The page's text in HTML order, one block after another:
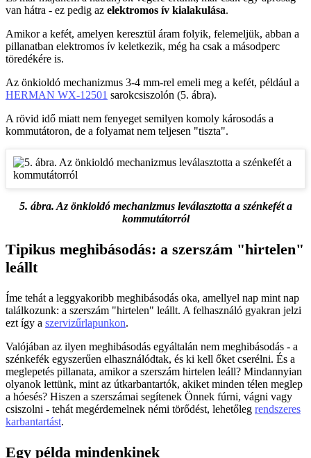
van hátra - ez pedig az elektromos ív kialakulása.
Amikor a kefét, amelyen keresztül áram folyik, felemeljük, abban a
pillanatban elektromos ív keletkezik, még ha csak a másodperc
töredékére is.
Az önkioldó mechanizmus 3-4 mm-rel emeli meg a kefét, például a
HERMAN WX-12501 sarokcsiszolón (5. ábra).
A rövid idő miatt nem fenyeget semilyen komoly károsodás a
kommutátoron, de a folyamat nem teljesen "tiszta".
5. ábra. Az önkioldó mechanizmus leválasztotta a szénkefét a
kommutátorról
Tipikus meghibásodás: a szerszám "hirtelen"
leállt
Íme tehát a leggyakoribb meghibásodás oka, amellyel nap mint nap
találkozunk: a szerszám "hirtelen" leállt. A felhasználó gyakran jelzi
ezt így a szervizűrlapunkon.
Valójában az ilyen meghibásodás egyáltalán nem meghibásodás - a
szénkefék egyszerűen elhasználódtak, és ki kell őket cserélni. És a
meglepetés pillanata, amikor a szerszám hirtelen leáll? Mindannyian
olyanok lettünk, mint az útkarbantartók, akiket minden télen meglep
a hóesés? Hiszen a szerszámai segítenek Önnek fúrni, vágni vagy
csiszolni - tehát megérdemelnek némi törődést, lehetőleg rendszeres
karbantartást.
Egy példa mindenkinek